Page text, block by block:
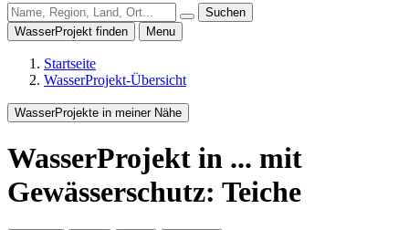
Suchen
WasserProjekt finden
Menu
Startseite
WasserProjekt-Übersicht
WasserProjekte in meiner Nähe
WasserProjekt in ... mit
Gewässerschutz: Teiche